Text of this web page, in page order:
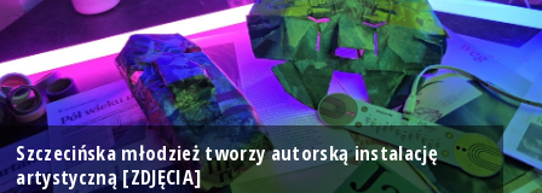
Szczecińska młodzież tworzy autorską instalację
artystyczną [ZDJĘCIA]